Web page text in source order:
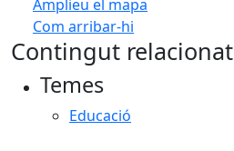
Amplieu el mapa
Com arribar-hi
+
Contingut relacionat
Temes
Educació